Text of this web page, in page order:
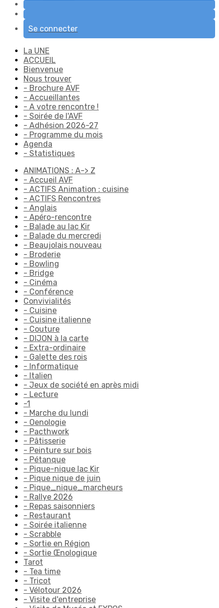
Se connecter
La UNE
ACCUEIL
Bienvenue
Nous trouver
- Brochure AVF
- Accueillantes
- A votre rencontre !
- Soirée de l'AVF
- Adhésion 2026-27
- Programme du mois
Agenda
- Statistiques
ANIMATIONS : A-> Z
- Accueil AVF
- ACTIFS Animation : cuisine
- ACTIFS Rencontres
- Anglais
- Apéro-rencontre
- Balade au lac Kir
- Balade du mercredi
- Beaujolais nouveau
- Broderie
- Bowling
- Bridge
- Cinéma
- Conférence
Convivialités
- Cuisine
- Cuisine italienne
- Couture
- DIJON à la carte
- Extra-ordinaire
- Galette des rois
- Informatique
- Italien
- Jeux de société en après midi
- Lecture
-1
- Marche du lundi
- Oenologie
- Pacthwork
- Pâtisserie
- Peinture sur bois
- Pétanque
- Pique-nique lac Kir
- Pique nique de juin
- Pique_nique_marcheurs
- Rallye 2026
- Repas saisonniers
- Restaurant
- Soirée italienne
- Scrabble
- Sortie en Région
- Sortie Œnologique
Tarot
- Tea time
- Tricot
- Vélotour 2026
- Visite d'entreprise